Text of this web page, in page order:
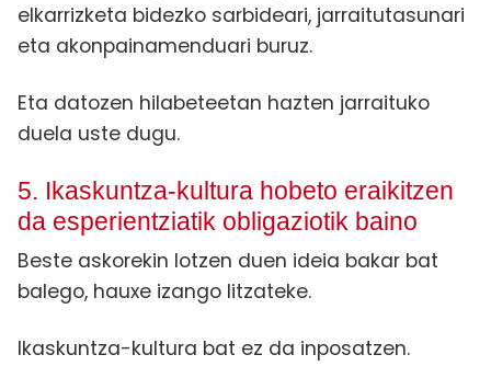
elkarrizketa bidezko sarbideari, jarraitutasunari
eta akonpainamenduari buruz.
Eta datozen hilabeteetan hazten jarraituko
duela uste dugu.
5. Ikaskuntza-kultura hobeto eraikitzen
da esperientziatik obligaziotik baino
Beste askorekin lotzen duen ideia bakar bat
balego, hauxe izango litzateke.
Ikaskuntza-kultura bat ez da inposatzen.